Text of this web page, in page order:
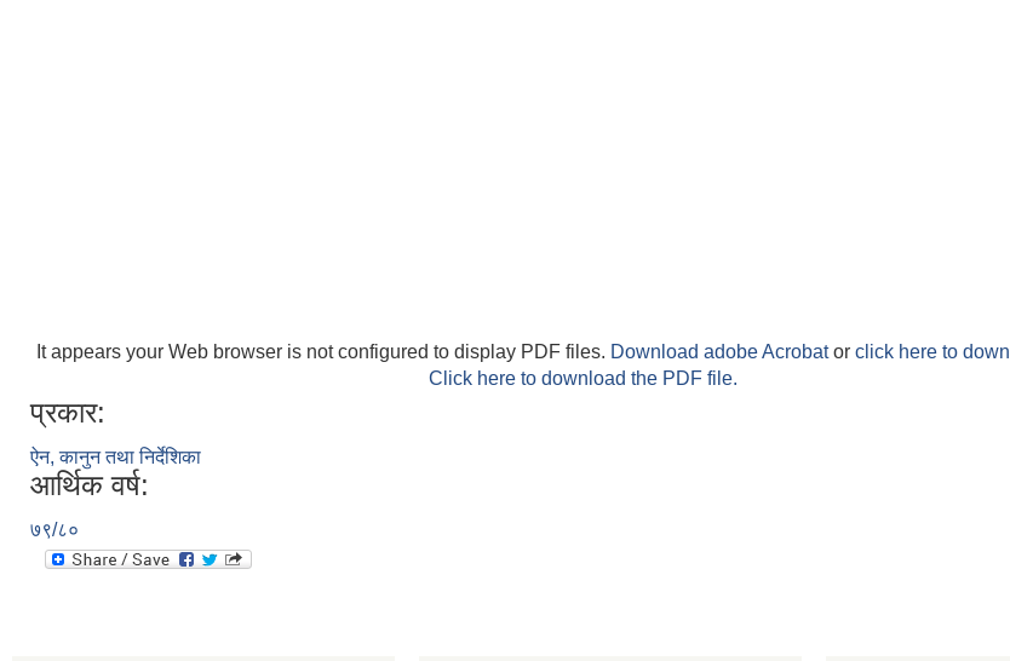
It appears your Web browser is not configured to display PDF files. Download adobe Acrobator click here to
Click here to download the PDF file.
प्रकार:
ऐन, कानुन तथा निर्देशिका
आर्थिक वर्ष:
७९/८०